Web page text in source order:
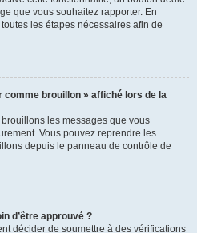
que vous souhaitez rapporter. En
les étapes nécessaires afin de
brouillon » affiché lors de la
brouillons les messages que vous
Vous pouvez reprendre les
depuis le panneau de contrôle de
d’être approuvé ?
décider de soumettre à des vérifications